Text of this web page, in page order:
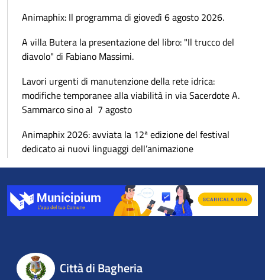
Animaphix: Il programma di giovedì 6 agosto 2026.
A villa Butera la presentazione del libro: "Il trucco del
diavolo" di Fabiano Massimi.
Lavori urgenti di manutenzione della rete idrica:
modifiche temporanee alla viabilità in via Sacerdote A.
Sammarco sino al 7 agosto
Animaphix 2026: avviata la 12ª edizione del festival
dedicato ai nuovi linguaggi dell’animazione
Città di Bagheria